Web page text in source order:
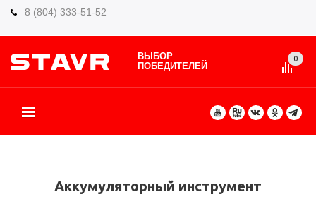
8 (804) 333-51-52
ВЫБОР
ПОБЕДИТЕЛЕЙ
0
О БРЕНДЕ ВИДЫ РАБОТ
КОНТАКТЫ ЕЩЕ
Аккумуляторный инструмент